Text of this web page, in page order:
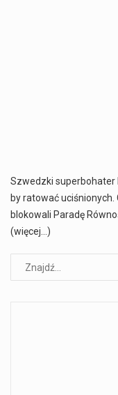
Szwedzki superbohater
by ratować
blokowali Paradę
(więcej…)